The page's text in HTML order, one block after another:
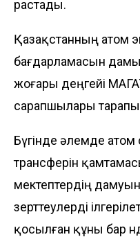
растады.
Қазақстанның атом
бағдарламасын
жоғары деңгейі
сарапшылары
Бүгінде әлемде атом
трансферін
мектептердің
зерттеулерді
қосылған құны бар